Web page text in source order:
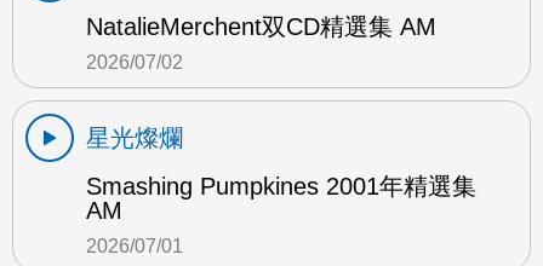
NatalieMerchent双CD精選集 AM
2026/07/02
星光燦爛
Smashing Pumpkines 2001年精選集
AM
2026/07/01